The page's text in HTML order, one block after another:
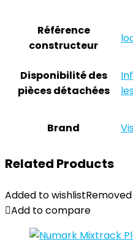
Référence
constructeur
Disponibilité des
pièces détachées
Brand
Related Products
Added to wishlist
Add to compare